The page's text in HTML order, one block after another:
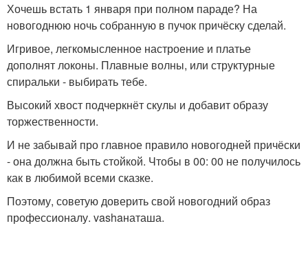
Хочешь встать 1 января при полном параде? На
новогоднюю ночь собранную в пучок причёску сделай.
Игривое, легкомысленное настроение и платье
дополнят локоны. Плавные волны, или структурные
спиральки - выбирать тебе.
Высокий хвост подчеркнёт скулы и добавит образу
торжественности.
И не забывай про главное правило новогодней причёски
- она должна быть стойкой. Чтобы в 00: 00 не получилось
как в любимой всеми сказке.
Поэтому, советую доверить свой новогодний образ
профессионалу. vashaнаташа.